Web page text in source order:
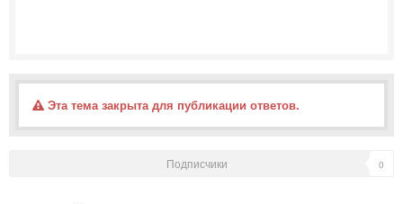
Эта тема закрыта для публикации ответов.
Подписчики 0